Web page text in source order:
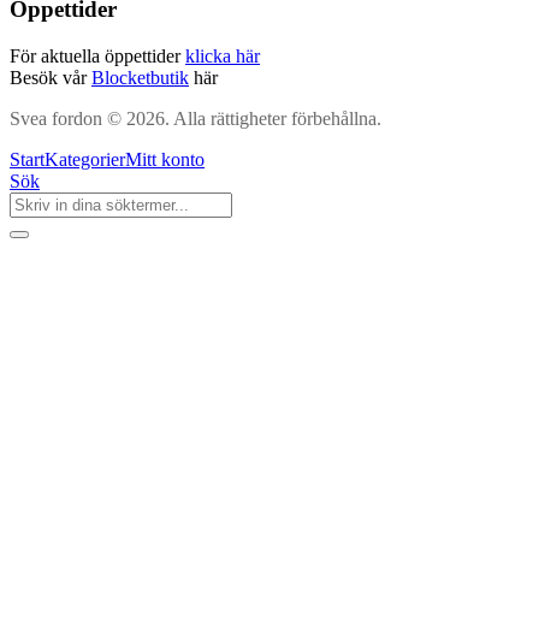
Öppettider
För aktuella öppettiderklicka här
Besök vårBlocketbutik här
Svea fordon © 2026. Alla rättigheter förbehållna.
StartKategorierMitt konto
Sök